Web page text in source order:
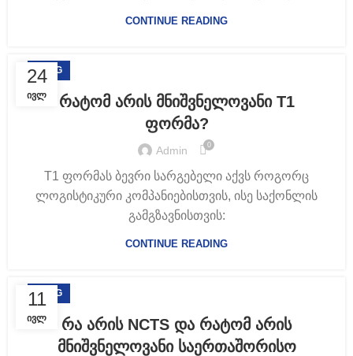
CONTINUE READING
24
ᲘᲕᲚ
BLOG
რატომ არის მნიშვნელოვანი T1
ფორმა?
Admin 0
T1 ფორმას ბევრი სარგებელი აქვს როგორც
ლოგისტიკური კომპანიებისთვის, ისე საქონლის
გამგზავნისთვის:
CONTINUE READING
11
ᲘᲕᲚ
BLOG
რა არის NCTS და რატომ არის
მნიშვნელოვანი საერთაშორისო